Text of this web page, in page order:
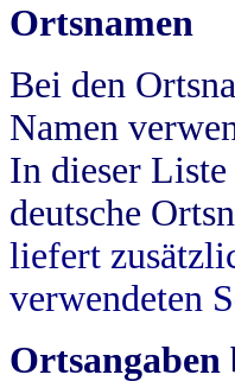
Ortsnamen
Bei den
Namen
In dieser
deutsche
liefert
verwendeten
Ortsangaben